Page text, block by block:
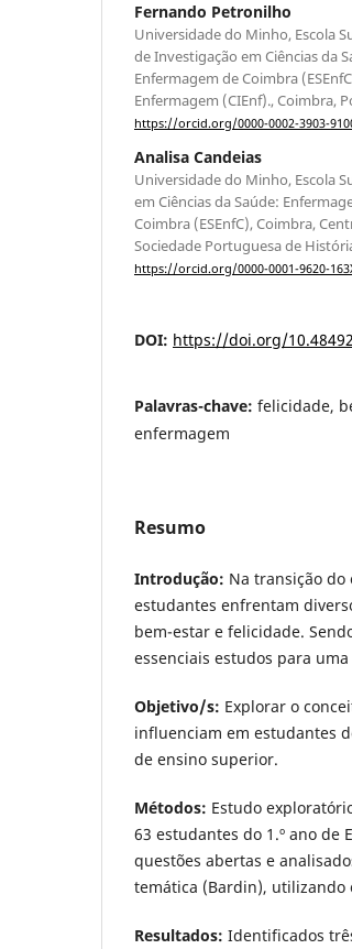
Fernando Petronilho
Universidade do Minho, Escola
de Investigação em Ciências da
Enfermagem de Coimbra
Enfermagem (CIEnf)., Coimbra,
https://orcid.org/0000-0002-3903-
Analisa Candeias
Universidade do Minho, Escola
em Ciências da Saúde:
Coimbra (ESEnfC), Coimbra,
Sociedade Portuguesa de
https://orcid.org/0000-0001-9620-
DOI: https://doi.org/
Palavras-chave: felicidade,
enfermagem
Resumo
Introdução: Na transição
estudantes enfrentam
bem-estar e felicidade.
essenciais estudos para
Objetivo/s: Explorar o
influenciam em estudantes
de ensino superior.
Métodos: Estudo
63 estudantes do 1.º ano de
questões abertas e
temática (Bardin), utilizando
Resultados: Identificados